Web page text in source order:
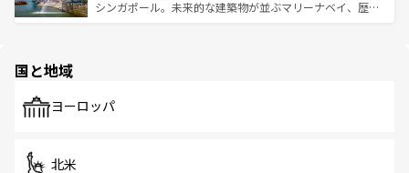
た文化、そして多様な観光資源が、訪れる旅人を魅了し続
うな絶景から文化的な体験まで、香港を存分に楽しみ尽く
シンガポール。未来的な建築物が並ぶマリーナベイ、歴史
で、ホーカーズは地元の風情を楽しめる外せないスポット
国と地域
ヨーロッパ
北米